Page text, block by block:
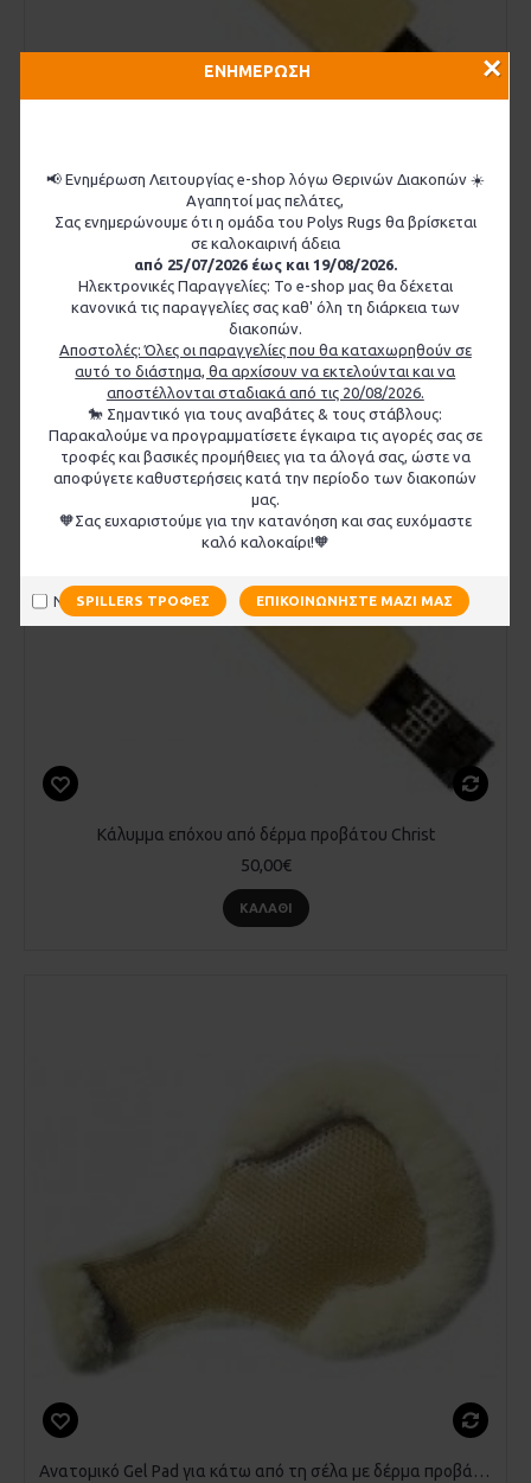
ΕΝΗΜΕΡΩΣΗ
📢 Ενημέρωση Λειτουργίας e-shop λόγω Θερινών Διακοπών ☀️
Αγαπητοί μας πελάτες,
Σας ενημερώνουμε ότι η ομάδα του Polys Rugs θα βρίσκεται
σε καλοκαιρινή άδεια
από 25/07/2026 έως και 19/08/2026.
Ηλεκτρονικές Παραγγελίες: Το e-shop μας θα δέχεται
κανονικά τις παραγγελίες σας καθ' όλη τη διάρκεια των
διακοπών.
Αποστολές: Όλες οι παραγγελίες που θα καταχωρηθούν σε
αυτό το διάστημα, θα αρχίσουν να εκτελούνται και να
αποστέλλονται σταδιακά από τις 20/08/2026.
🐎 Σημαντικό για τους αναβάτες & τους στάβλους:
Παρακαλούμε να προγραμματίσετε έγκαιρα τις αγορές σας σε
τροφές και βασικές προμήθειες για τα άλογά σας, ώστε να
αποφύγετε καθυστερήσεις κατά την περίοδο των διακοπών
μας.
🧡Σας ευχαριστούμε για την κατανόηση και σας ευχόμαστε
καλό καλοκαίρι!🧡
Να μην εμφανιστεί ξανά
SPILLERS ΤΡΟΦΈΣ ΕΠΙΚΟΙΝΩΝΉΣΤΕ ΜΑΖΊ ΜΑΣ
×
Κάλυμμα επόχου από δέρμα προβάτου Christ
50,00€
ΚΑΛΆΘΙ
Κάλυμμα επόχου από δέρμα προβάτου Christ
50,00€
ΚΑΛΆΘΙ
Ανατομικό Gel Pad για κάτω από τη σέλα με δέρμα προβάτου (Sheepskin)